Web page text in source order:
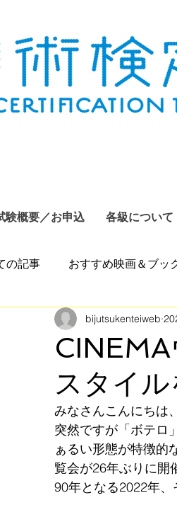
験概要／お申込 各級について
の記事 おすすめ映画＆ブッ
美術検定への取り組み 美
ART PASS連携コンテンツ
アートナビゲーターインタビュー
スタイル
bijutsukenteiweb
みなさんこんにちは
突然ですが「ボテロ
ぁるい形態が特徴的
覧会が26年ぶりに開
90年となる2022年、